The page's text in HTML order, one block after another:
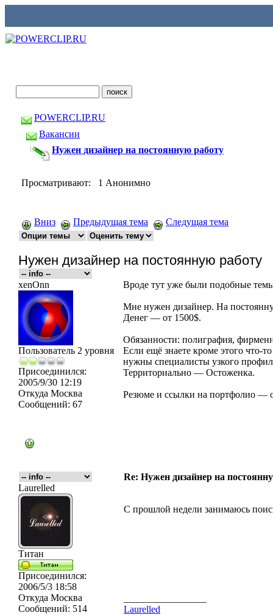
POWERCLIP.RU
Вакансии
Нужен дизайнер на постоянную работу
Просматривают: 1 Анонимно
Вниз Предыдущая тема Следущая тема
Нужен дизайнер на постоянную работу
xenOnn
Пользователь 2 уровня
Присоединился:
2005/9/30 12:19
Откуда Москва
Сообщений: 67
Вроде тут уже были подобные
Мне нужен дизайнер. На
Денег — от 1500$.
Обязанности: полиграфия,
Если ещё знаете кроме этого что-
нужны специалисты узкого
Территориально — Остоженка.
Резюме и ссылки на портфолио —
Re: Нужен дизайнер на
Laurelled
Титан
Присоединился:
2006/5/3 18:58
Откуда Москва
Сообщений: 514
С прошлой недели занимаюсь
Laurelled